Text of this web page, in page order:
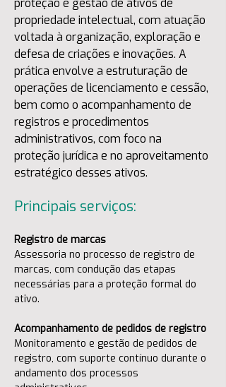
proteção e gestão de ativos de
propriedade intelectual, com atuação
voltada à organização, exploração e
defesa de criações e inovações. A
prática envolve a estruturação de
operações de licenciamento e cessão,
bem como o acompanhamento de
registros e procedimentos
administrativos, com foco na
proteção jurídica e no aproveitamento
estratégico desses ativos.
Principais serviços:
Registro de marcas
Assessoria no processo de registro de
marcas, com condução das etapas
necessárias para a proteção formal do
ativo.
Acompanhamento de pedidos de registro
Monitoramento e gestão de pedidos de
registro, com suporte contínuo durante o
andamento dos processos